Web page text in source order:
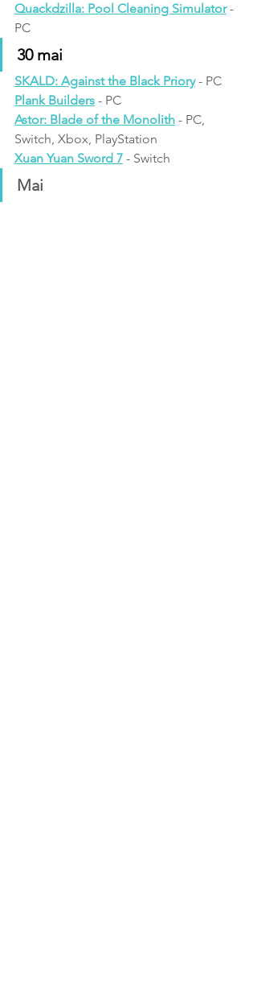
Quackdzilla: Pool Cleaning Simulator -
PC
30 mai
SKALD: Against the Black Priory - PC
Plank Builders - PC
Astor: Blade of the Monolith - PC,
Switch, Xbox, PlayStation
Xuan Yuan Sword 7 - Switch
Mai